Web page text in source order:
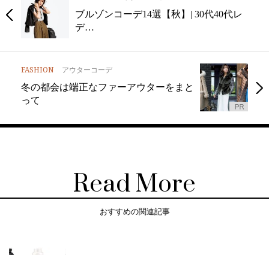
ブルゾンコーデ14選【秋】| 30代40代レ
デ…
FASHION アウターコーデ
冬の都会は端正なファーアウターをまと
って
Read More
おすすめの関連記事